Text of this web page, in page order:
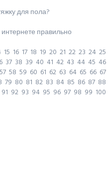
для пола?
правильно
15 16 17 18 19 20 21 22 23 24 25
37 38 39 40 41 42 43 44 45 46
57 58 59 60 61 62 63 64 65 66 67
79 80 81 82 83 84 85 86 87 88
91 92 93 94 95 96 97 98 99 100